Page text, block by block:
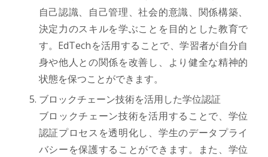
自己認識、自己管理、社会的意識、関係構築、
決定力のスキルを学ぶことを目的とした教育で
す。EdTechを活用することで、学習者が自分自
身や他人との関係を改善し、より健全な精神的
状態を保つことができます。
ブロックチェーン技術を活用した学位認証
ブロックチェーン技術を活用することで、学位
認証プロセスを透明化し、学生のデータプライ
バシーを保護することができます。また、学位